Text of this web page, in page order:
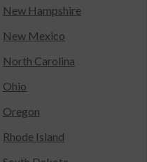
New Hampshire
New Mexico
North Carolina
Ohio
Oregon
Rhode Island